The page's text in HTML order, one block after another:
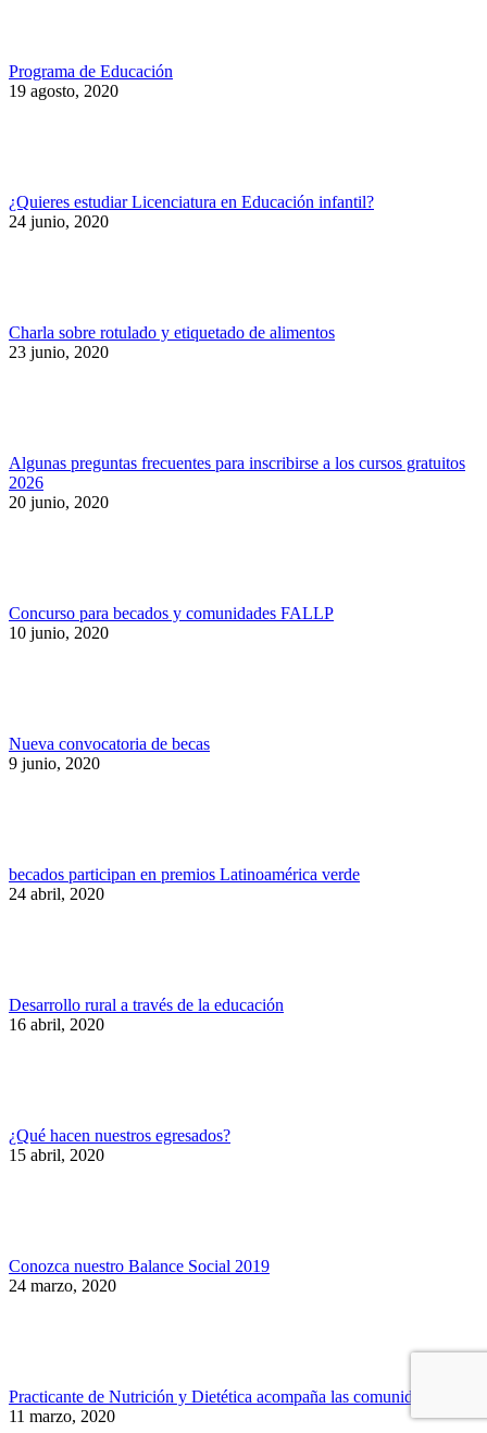
Programa de Educación
19 agosto, 2020
¿Quieres estudiar Licenciatura en Educación infantil?
24 junio, 2020
Charla sobre rotulado y etiquetado de alimentos
23 junio, 2020
Algunas preguntas frecuentes para inscribirse a los cursos gratuitos
2026
20 junio, 2020
Concurso para becados y comunidades FALLP
10 junio, 2020
Nueva convocatoria de becas
9 junio, 2020
becados participan en premios Latinoamérica verde
24 abril, 2020
Desarrollo rural a través de la educación
16 abril, 2020
¿Qué hacen nuestros egresados?
15 abril, 2020
Conozca nuestro Balance Social 2019
24 marzo, 2020
Practicante de Nutrición y Dietética acompaña las comunidades
11 marzo, 2020